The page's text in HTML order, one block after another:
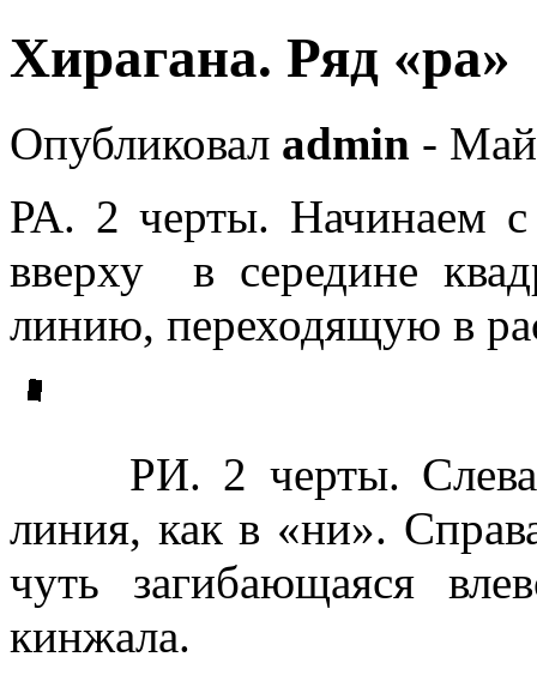
Хирагана. Ряд «ра»
Опубликовал admin -
РА. 2 черты. Начинаем с
вверху в середине
линию, переходящую в
РИ. 2 черты.
линия, как в «ни».
чуть загибающаяся
кинжала.